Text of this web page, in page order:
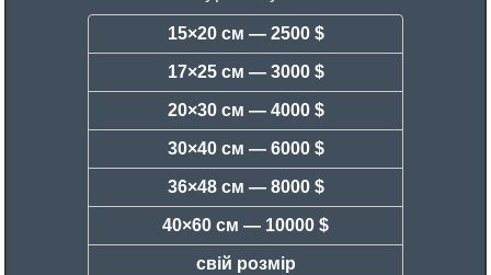
15×20 см — 2500 $
17×25 см — 3000 $
20×30 см — 4000 $
30×40 см — 6000 $
36×48 см — 8000 $
40×60 см — 10000 $
свій розмір